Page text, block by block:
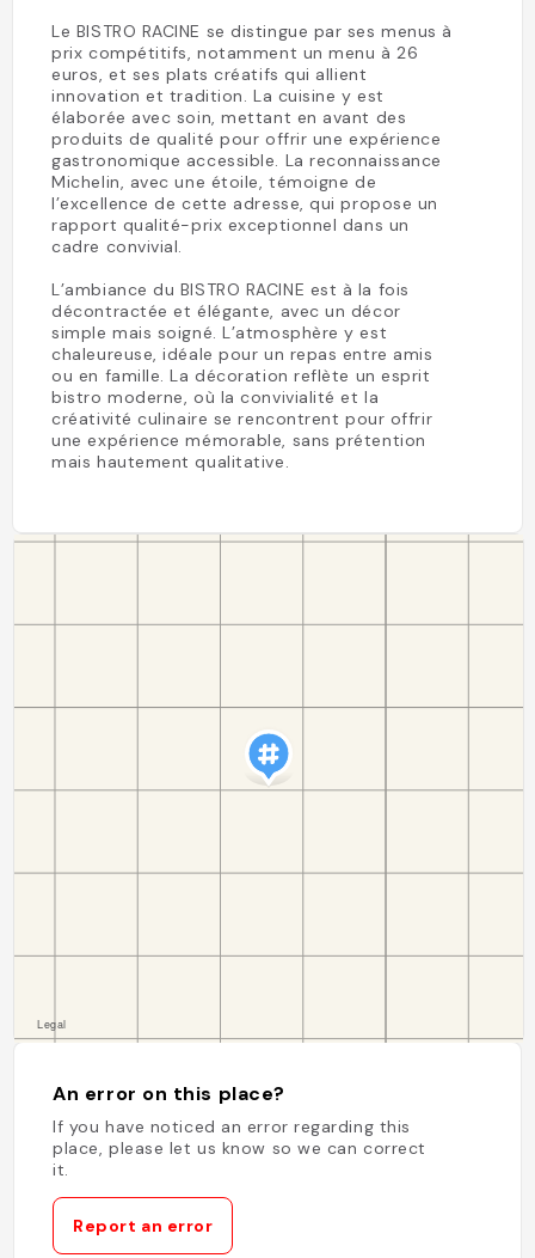
Le BISTRO RACINE se distingue par ses menus à
prix compétitifs, notamment un menu à 26
euros, et ses plats créatifs qui allient
innovation et tradition. La cuisine y est
élaborée avec soin, mettant en avant des
produits de qualité pour offrir une expérience
gastronomique accessible. La reconnaissance
Michelin, avec une étoile, témoigne de
l’excellence de cette adresse, qui propose un
rapport qualité-prix exceptionnel dans un
cadre convivial.
L’ambiance du BISTRO RACINE est à la fois
décontractée et élégante, avec un décor
simple mais soigné. L’atmosphère y est
chaleureuse, idéale pour un repas entre amis
ou en famille. La décoration reflète un esprit
bistro moderne, où la convivialité et la
créativité culinaire se rencontrent pour offrir
une expérience mémorable, sans prétention
mais hautement qualitative.
An error on this place?
If you have noticed an error regarding this
place, please let us know so we can correct
it.
Report an error